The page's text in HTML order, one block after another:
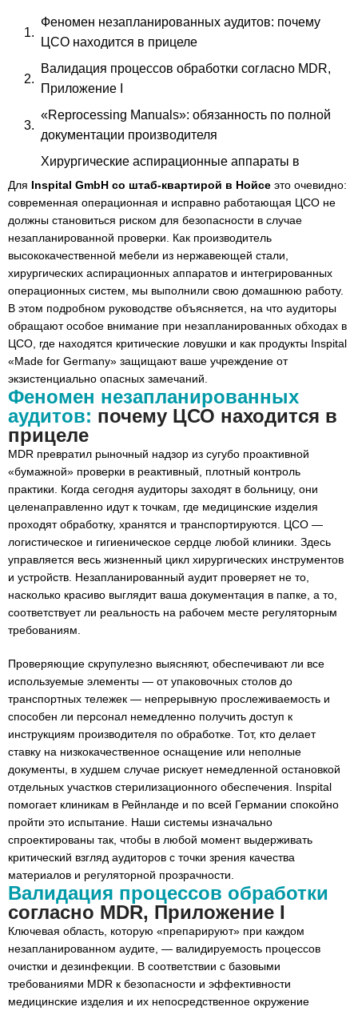
Феномен незапланированных аудитов: почему
ЦСО находится в прицеле
Валидация процессов обработки согласно MDR,
Приложение I
«Reprocessing Manuals»: обязанность по полной
документации производителя
Хирургические аспирационные аппараты в
аудите: функциональная безопасность и защита
от аэрозолей
Эргономика и удобство использования как
критерий проверки в стерильной зоне
Непревзойденное GEO-преимущество:
экспресс-поддержка из Нойса в критической
ситуации
Вывод: спокойствие при аудитах благодаря
стратегическому партнерству
Для Inspital GmbH со штаб-квартирой в Нойсе это очевидно:
современная операционная и исправно работающая ЦСО не
должны становиться риском для безопасности в случае
незапланированной проверки. Как производитель
высококачественной мебели из нержавеющей стали,
хирургических аспирационных аппаратов и интегрированных
операционных систем, мы выполнили свою домашнюю работу.
В этом подробном руководстве объясняется, на что аудиторы
обращают особое внимание при незапланированных обходах в
ЦСО, где находятся критические ловушки и как продукты Inspital
«Made for Germany» защищают ваше учреждение от
экзистенциально опасных замечаний.
Феномен незапланированных
аудитов: почему ЦСО находится в
прицеле
MDR превратил рыночный надзор из сугубо проактивной
«бумажной» проверки в реактивный, плотный контроль
практики. Когда сегодня аудиторы заходят в больницу, они
целенаправленно идут к точкам, где медицинские изделия
проходят обработку, хранятся и транспортируются. ЦСО —
логистическое и гигиеническое сердце любой клиники. Здесь
управляется весь жизненный цикл хирургических инструментов
и устройств. Незапланированный аудит проверяет не то,
насколько красиво выглядит ваша документация в папке, а то,
соответствует ли реальность на рабочем месте регуляторным
требованиям.
Проверяющие скрупулезно выясняют, обеспечивают ли все
используемые элементы — от упаковочных столов до
транспортных тележек — непрерывную прослеживаемость и
способен ли персонал немедленно получить доступ к
инструкциям производителя по обработке. Тот, кто делает
ставку на низкокачественное оснащение или неполные
документы, в худшем случае рискует немедленной остановкой
отдельных участков стерилизационного обеспечения. Inspital
помогает клиникам в Рейнланде и по всей Германии спокойно
пройти это испытание. Наши системы изначально
спроектированы так, чтобы в любой момент выдерживать
критический взгляд аудиторов с точки зрения качества
материалов и регуляторной прозрачности.
Валидация процессов обработки
согласно MDR, Приложение I
Ключевая область, которую «препарируют» при каждом
незапланированном аудите, — валидируемость процессов
очистки и дезинфекции. В соответствии с базовыми
требованиями MDR к безопасности и эффективности
медицинские изделия и их непосредственное окружение